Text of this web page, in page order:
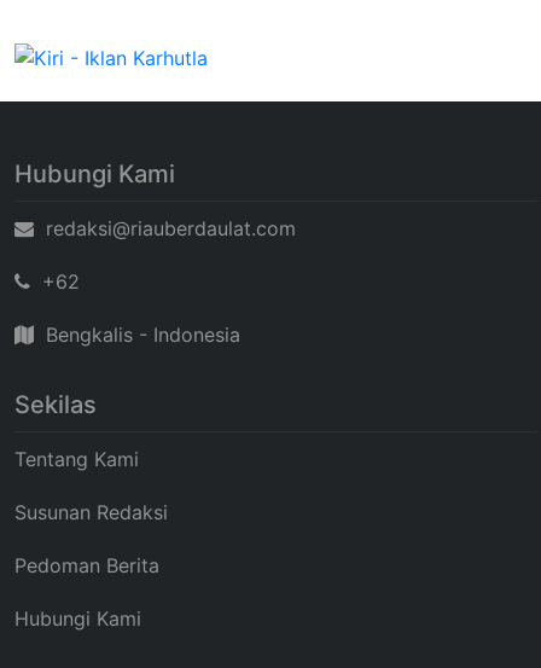
Hubungi Kami
redaksi@riauberdaulat.com
+62
Bengkalis - Indonesia
Sekilas
Tentang Kami
Susunan Redaksi
Pedoman Berita
Hubungi Kami